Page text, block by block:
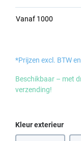
Vanaf 1000
*Prijzen excl. BTW
Beschikbaar – met
verzending!
Selecteer
Kleur exterieur